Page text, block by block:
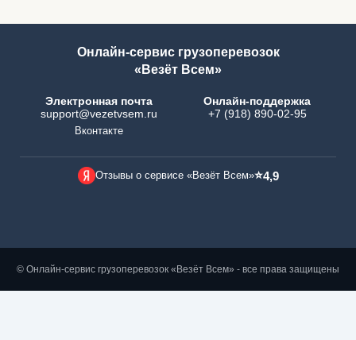
Онлайн-сервис грузоперевозок
«Везёт Всем»
Электронная почта
support@vezetvsem.ru
Вконтакте
Онлайн-поддержка
+7 (918) 890-02-95
Отзывы о сервисе «Везёт Всем»⭐4,9
© Онлайн-сервис грузоперевозок «Везёт Всем» - все права защищены